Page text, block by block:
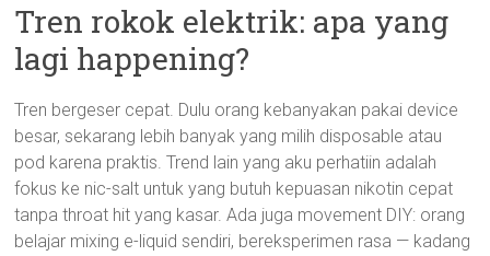
Tren rokok elektrik: apa yang
lagi happening?
Tren bergeser cepat. Dulu orang kebanyakan pakai device
besar, sekarang lebih banyak yang milih disposable atau
pod karena praktis. Trend lain yang aku perhatiin adalah
fokus ke nic-salt untuk yang butuh kepuasan nikotin cepat
tanpa throat hit yang kasar. Ada juga movement DIY: orang
belajar mixing e-liquid sendiri, bereksperimen rasa — kadang